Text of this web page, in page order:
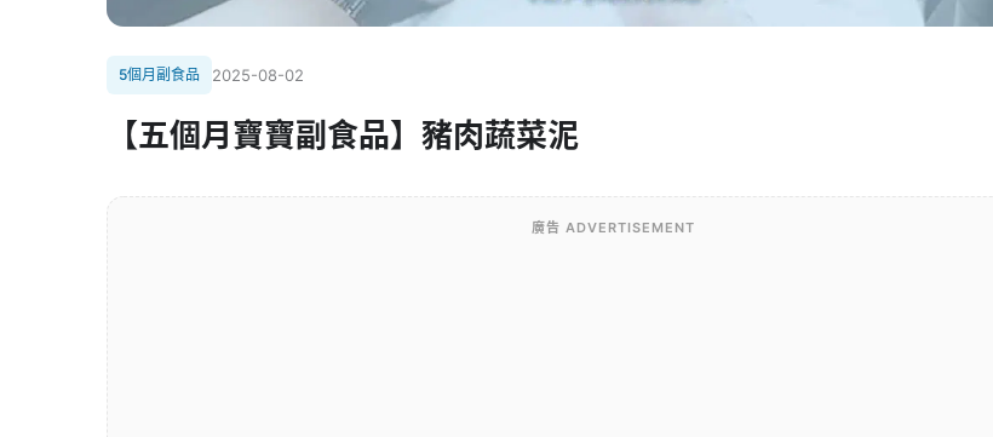
5個月副食品 2025-08-02
【五個月寶寶副食品】豬肉蔬菜泥
廣告 ADVERTISEMENT